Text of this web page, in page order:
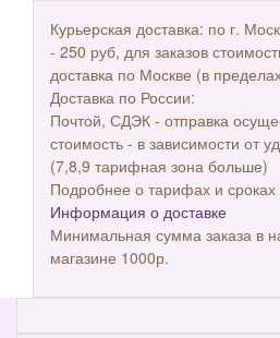
Курьерская доставка: по г.
- 250 руб, для заказов
доставка по Москве (в
Доставка по России:
Почтой, СДЭК - отправка
стоимость - в зависимости от
(7,8,9 тарифная зона больше)
Подробнее о тарифах и сроках
Информация о доставке
Минимальная сумма заказа в
магазине 1000р.